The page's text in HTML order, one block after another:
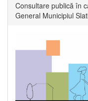
Consultare publică în
General Municipiul